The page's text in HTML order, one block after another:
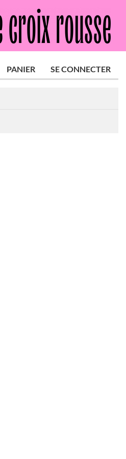
PANIER SE CONNECTER